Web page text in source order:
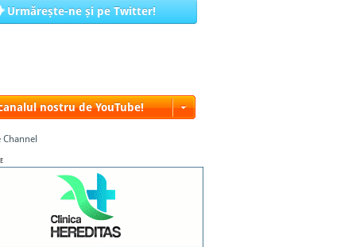
Urmărește-ne și pe Twitter!
nostru de YouTube!
Channel